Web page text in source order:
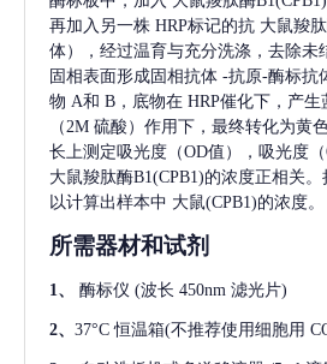
再加入另一株 HRP标记的抗 大鼠羧
体），经过温育与充分洗涤，去除未
固相表面形成固相抗体 -抗原-酶标抗
物 A和 B，底物在 HRP催化下，产
（2M 硫酸）作用下，最终转化为黄
长上测定吸光度（OD值），吸光度
大鼠羧肽酶B1(CPB1)的浓度正相关
以计算出样本中 大鼠(CPB1)的浓度。
所需器材和试剂
1、 酶标仪 (波长 450nm 滤光片)
2、 37°C 恒温箱(不推荐使用细胞用